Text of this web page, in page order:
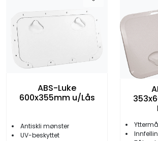
ABS-Luke
600x355mm u/Lås
Antiskli mønster
UV-beskyttet